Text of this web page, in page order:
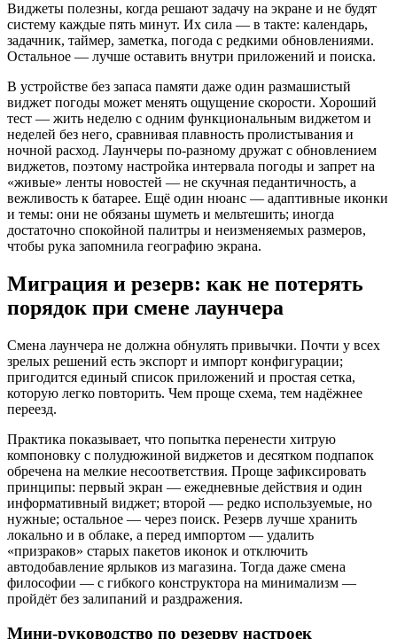
Виджеты полезны, когда решают задачу на экране и не будят
систему каждые пять минут. Их сила — в такте: календарь,
задачник, таймер, заметка, погода с редкими обновлениями.
Остальное — лучше оставить внутри приложений и поиска.
В устройстве без запаса памяти даже один размашистый
виджет погоды может менять ощущение скорости. Хороший
тест — жить неделю с одним функциональным виджетом и
неделей без него, сравнивая плавность пролистывания и
ночной расход. Лаунчеры по‑разному дружат с обновлением
виджетов, поэтому настройка интервала погоды и запрет на
«живые» ленты новостей — не скучная педантичность, а
вежливость к батарее. Ещё один нюанс — адаптивные иконки
и темы: они не обязаны шуметь и мельтешить; иногда
достаточно спокойной палитры и неизменяемых размеров,
чтобы рука запомнила географию экрана.
Миграция и резерв: как не потерять
порядок при смене лаунчера
Смена лаунчера не должна обнулять привычки. Почти у всех
зрелых решений есть экспорт и импорт конфигурации;
пригодится единый список приложений и простая сетка,
которую легко повторить. Чем проще схема, тем надёжнее
переезд.
Практика показывает, что попытка перенести хитрую
компоновку с полудюжиной виджетов и десятком подпапок
обречена на мелкие несоответствия. Проще зафиксировать
принципы: первый экран — ежедневные действия и один
информативный виджет; второй — редко используемые, но
нужные; остальное — через поиск. Резерв лучше хранить
локально и в облаке, а перед импортом — удалить
«призраков» старых пакетов иконок и отключить
автодобавление ярлыков из магазина. Тогда даже смена
философии — с гибкого конструктора на минимализм —
пройдёт без залипаний и раздражения.
Мини‑руководство по резерву настроек